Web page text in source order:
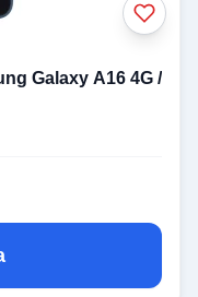
Galaxy A16 4G /